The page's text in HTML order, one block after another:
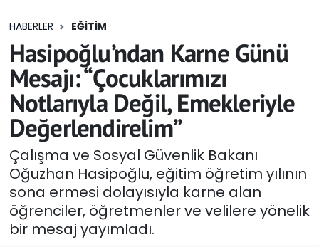
HABERLER EĞITIM
Hasipoğlu’ndan Karne Günü
Mesajı: “Çocuklarımızı
Notlarıyla Değil, Emekleriyle
Değerlendirelim”
Çalışma ve Sosyal Güvenlik Bakanı
Oğuzhan Hasipoğlu, eğitim öğretim yılının
sona ermesi dolayısıyla karne alan
öğrenciler, öğretmenler ve velilere yönelik
bir mesaj yayımladı.
Eğitim
Ekonomi
Foto Galeri
GEZİ
Güncel
Gündem
Tüm Manşetler
Son Dakika Haberleri
Haber Arşivi